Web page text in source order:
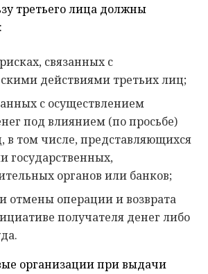
третьего лица должны
связанных с
действиями третьих лиц;
с осуществлением
под влиянием (по просьбе)
в том числе, представляющихся
государственных,
органов или банков;
отмены операции и возврата
получателя денег либо
организации при выдачи